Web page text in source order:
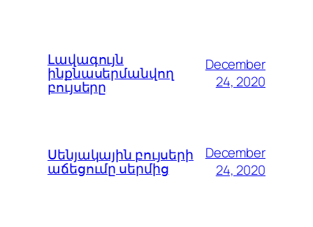
Լավագույն
ինքնասերմանվող
բույսերը
December
24, 2020
Սենյակային բույսերի
աճեցումը սերմից
December
24, 2020